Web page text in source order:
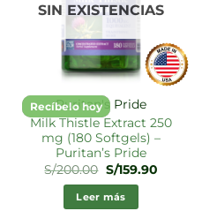
SIN EXISTENCIAS
Recíbelo hoy
Puritan's Pride
Milk Thistle Extract 250
mg (180 Softgels) –
Puritan’s Pride
S/200.00 El
precio
original
era:
S/159.90El
Leer más